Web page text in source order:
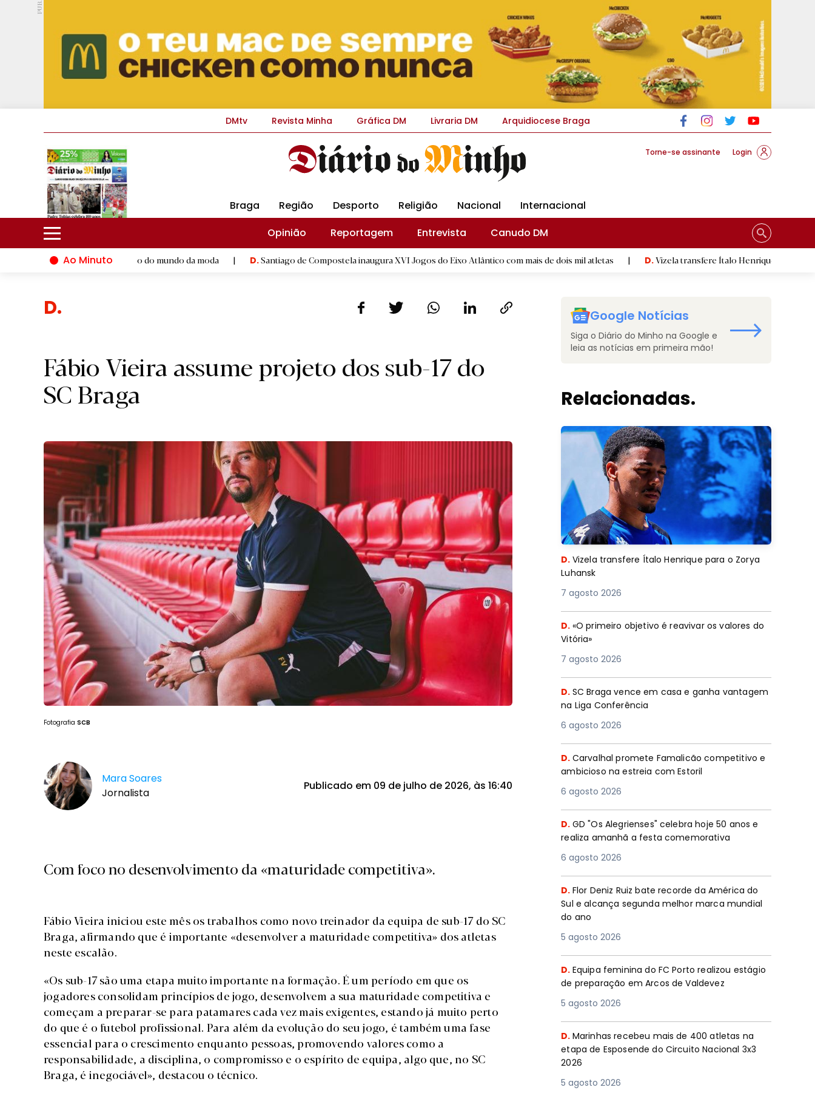
PUB.
DMtv Revista Minha Gráfica DM Livraria DM Arquidiocese Braga
Torne-se assinante Login
Braga Região Desporto Religião Nacional
Internacional
Opinião
Reportagem Entrevista
Canudo DM
Ao Minuto
talento e à inovação do mundo da moda | D.Santiago de Compostela inaugura XVI Jogos do Eixo Atlântico com mais de dois mil atletas | D.Vizela transfere Ítalo Henrique para o Zorya Luhansk
De
Fábio Vieira assume projeto dos sub-17 do
SC Braga
Fotografia SCB
Mara Soares
Jornalista
Publicado em 09 de julho de 2026, às 16:40
Com foco no desenvolvimento da «maturidade competitiva».
Fábio Vieira iniciou este mês os trabalhos como novo treinador da equipa de sub-17 do SC
Braga, afirmando que é importante «desenvolver a maturidade competitiva» dos atletas
neste escalão.
«Os sub-17 são uma etapa muito importante na formação. É um período em que os
jogadores consolidam princípios de jogo, desenvolvem a sua maturidade competitiva e
começam a preparar-se para patamares cada vez mais exigentes, estando já muito perto
do que é o futebol profissional. Para além da evolução do seu jogo, é também uma fase
essencial para o crescimento enquanto pessoas, promovendo valores como a
responsabilidade, a disciplina, o compromisso e o espírito de equipa, algo que, no SC
Braga, é inegociável», destacou o técnico.
Google Notícias
Siga o Diário do Minho na Google e
leia as notícias em primeira mão!
Relacionadas.
D. Vizela transfere Ítalo Henrique para o Zorya
Luhansk
7 agosto 2026
D. «O primeiro objetivo é reavivar os valores do
Vitória»
7 agosto 2026
D. SC Braga vence em casa e ganha vantagem
na Liga Conferência
6 agosto 2026
D. Carvalhal promete Famalicão competitivo e
ambicioso na estreia com Estoril
6 agosto 2026
D. GD "Os Alegrienses" celebra hoje 50 anos e
realiza amanhã a festa comemorativa
6 agosto 2026
D. Flor Deniz Ruiz bate recorde da América do
Sul e alcança segunda melhor marca mundial
do ano
5 agosto 2026
D. Equipa feminina do FC Porto realizou estágio
de preparação em Arcos de Valdevez
5 agosto 2026
D. Marinhas recebeu mais de 400 atletas na
etapa de Esposende do Circuito Nacional 3x3
2026
5 agosto 2026